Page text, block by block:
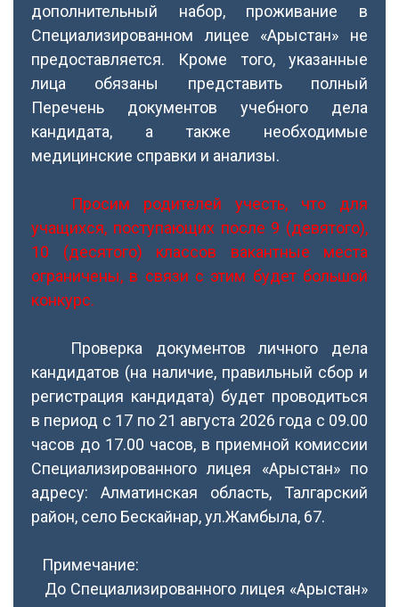
дополнительный набор, проживание в
Специализированном лицее «Арыстан» не
предоставляется. Кроме того, указанные
лица обязаны представить полный
Перечень документов учебного дела
кандидата, а также необходимые
медицинские справки и анализы.
Просим родителей учесть, что для
учащихся, поступающих после 9 (девятого),
10 (десятого) классов вакантные места
ограничены, в связи с этим будет большой
конкурс.
Проверка документов личного дела
кандидатов (на наличие, правильный сбор и
регистрация кандидата) будет проводиться
в период с 17 по 21 августа 2026 года с 09.00
часов до 17.00 часов, в приемной комиссии
Специализированного лицея «Арыстан» по
адресу: Алматинская область, Талгарский
район, село Бескайнар, ул.Жамбыла, 67.
Примечание:
До Специализированного лицея «Арыстан»